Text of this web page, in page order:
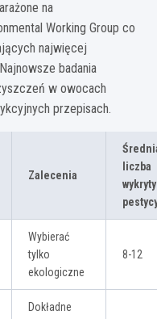
na
Working Group co
najwięcej
badania
w owocach
przepisach.
Zalecenia
liczba
Wybierać
tylko
ekologiczne
8-12
Dokładne